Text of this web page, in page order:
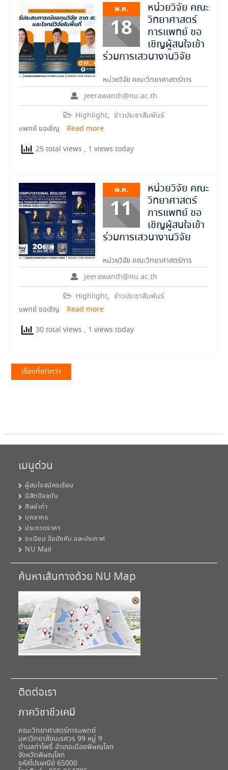
พ.ค.
18
หน่วยวิจัย คณะ
วิทยาศาสตร์
การแพทย์ ขอ
เชิญผู้สนใจเข้า
ร่วมการเสวนางานวิจัย
jeerawanth@nu.ac.th
Highlight, ข่าวประชาสัมพันธ์
หน่วยวิจัย คณะวิทยาศาสตร์การ
แพทย์ ขอเชิญ
Read more
25 total views , 1 views today
พ.ค.
11
หน่วยวิจัย คณะ
วิทยาศาสตร์
การแพทย์ ขอ
เชิญผู้สนใจเข้า
ร่วมการเสวนางานวิจัย
jeerawanth@nu.ac.th
Highlight, ข่าวประชาสัมพันธ์
หน่วยวิจัย คณะวิทยาศาสตร์การ
แพทย์ ขอเชิญ
Read more
30 total views , 1 views today
แนะแนว
เรื่อง
เรื่องที่เก่ากว่า
เมนูด่วน
ผู้สนใจสมัครเรียน
นิสิตปัจจุบัน
ศิษย์เก่า
บุคลากร
ประกวดราคา
ระเบียบ ข้อบังคับ และประกาศ
NU Mail
ค้นหาเส้นทางด้วย NU Map
ติดต่อเรา
ภาควิชาชีวเคมี
คณะวิทยาศาสตร์การแพทย์
มหาวิทยาลัยนเรศวร 99 หมู่ 9
ตำบลท่าโพธิ์ อำเภอเมืองพิษณุโลก
จังหวัดพิษณุโลก
รหัสไปรษณีย์ 65000